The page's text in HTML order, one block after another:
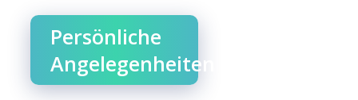
Persönliche
Angelegenheiten